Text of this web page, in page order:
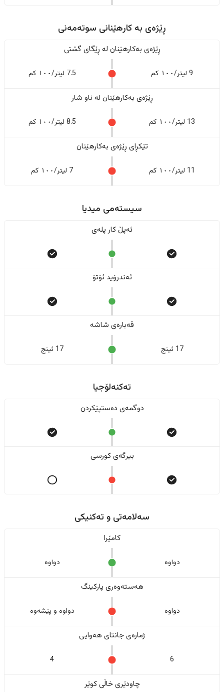
ڕێژەى به کارهێنانی سوتەمەنی
ڕێژەى بەکارهێنان له ڕێگای گشتی
9 لیتر/١٠٠ کم 7.5 لیتر/١٠٠ کم
ڕێژەى بەکارهێنان له ناو شار
13 لیتر/١٠٠ کم 8.5 لیتر/١٠٠ کم
تێکڕای ڕێژەى بەکارهێنان
11 لیتر/١٠٠ کم 7 لیتر/١٠٠ کم
سیستەمی میدیا
ئەپڵ کار پلەی
ئەندرۆید ئۆتۆ
قەبارەی شاشە
17 ئینج 17 ئینج
تەکنەلۆجیا
دوگمەی دەستپێکردن
بیرگەی کورسی
سەلامەتی و تەکنیکی
کامێرا
دواوە دواوە
هەستەوەری پارکینگ
دواوە دواوە و پێشەوە
ژمارەی جانتای هەوایی
6
4
چاودێری خاڵی کوێر